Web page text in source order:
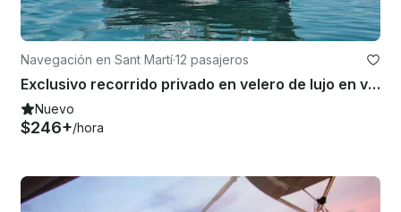
Navegación en Sant Martí·12 pasajeros
Exclusivo recorrido privado en velero de lujo en velero en Barcelona
Nuevo
$246+/hora